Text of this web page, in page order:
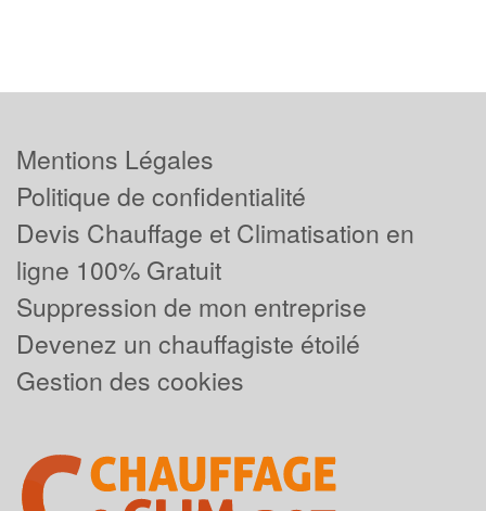
Mentions Légales
Politique de confidentialité
Devis Chauffage et Climatisation en
ligne 100% Gratuit
Suppression de mon entreprise
Devenez un chauffagiste étoilé
Gestion des cookies